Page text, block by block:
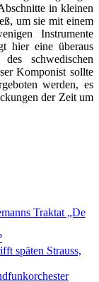
in kleinen
um sie mit einem
Instrumente
hier eine überaus
schwedischen
Komponist sollte
werden, es
der Zeit um
Traktat „De
späten Strauss,